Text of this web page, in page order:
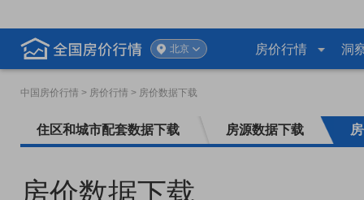
北京 房价行情 洞
中国房价行情 > 房价行情 > 房价数据下载
住区和城市配套数据下载 房源数据下载
房价数据下载